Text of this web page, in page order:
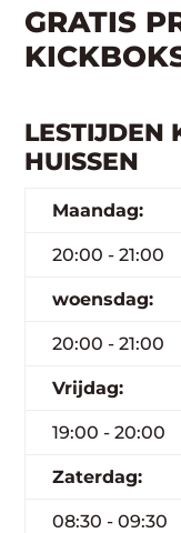
GRATIS
LESTIJDEN
HUISSEN
Maandag:
20:00 - 21:00
woensdag:
20:00 - 21:00
Vrijdag:
19:00 - 20:00
Zaterdag:
08:30 - 09:30